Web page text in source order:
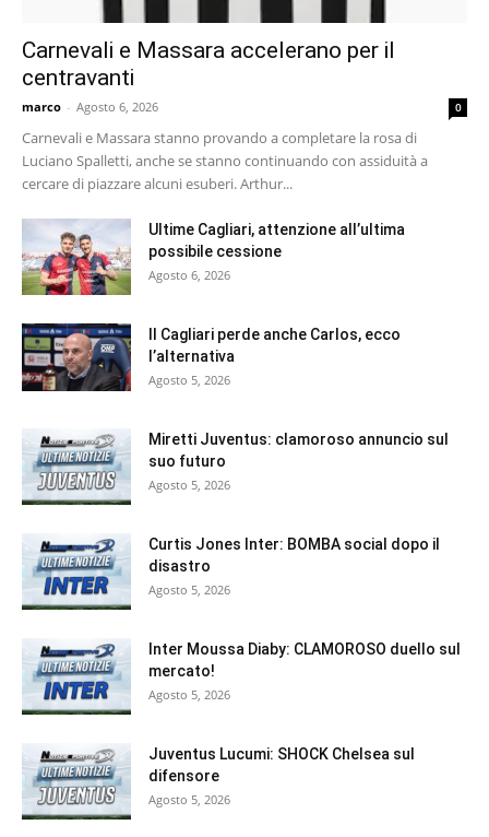
Carnevali e Massara accelerano per il
centravanti
marco - Agosto 6, 2026 0
Carnevali e Massara stanno provando a completare la rosa di
Luciano Spalletti, anche se stanno continuando con assiduità a
cercare di piazzare alcuni esuberi. Arthur...
Ultime Cagliari, attenzione all’ultima
possibile cessione
Agosto 6, 2026
Il Cagliari perde anche Carlos, ecco
l’alternativa
Agosto 5, 2026
Miretti Juventus: clamoroso annuncio sul
suo futuro
Agosto 5, 2026
Curtis Jones Inter: BOMBA social dopo il
disastro
Agosto 5, 2026
Inter Moussa Diaby: CLAMOROSO duello sul
mercato!
Agosto 5, 2026
Juventus Lucumi: SHOCK Chelsea sul
difensore
Agosto 5, 2026